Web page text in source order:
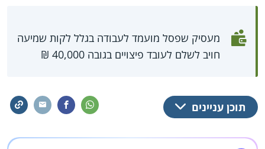
מעסיק שפסל מועמד לעבודה בגלל לקות שמיעה
חויב לשלם לעובד פיצויים בגובה 40,000 ₪
תוכן עניינים